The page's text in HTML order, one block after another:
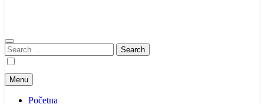
Search
for:
Menu
Početna